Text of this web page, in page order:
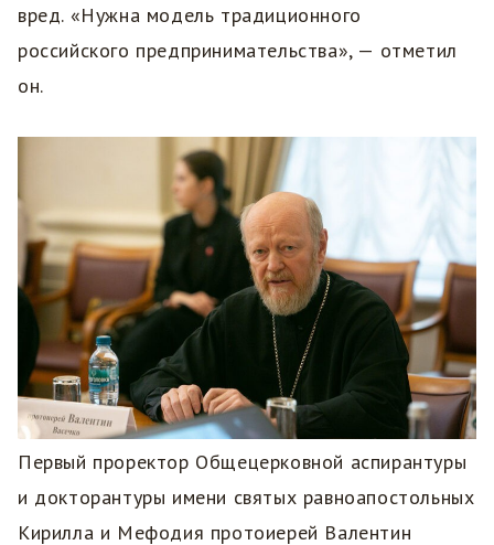
вред. «Нужна модель традиционного
российского предпринимательства», — отметил
он.
Первый проректор Общецерковной аспирантуры
и докторантуры имени святых равноапостольных
Кирилла и Мефодия протоиерей Валентин